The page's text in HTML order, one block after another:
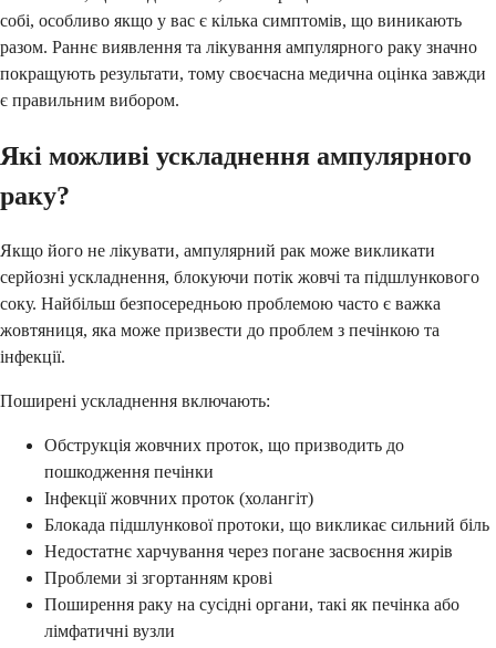
собі, особливо якщо у вас є кілька симптомів, що виникають
разом. Раннє виявлення та лікування ампулярного раку значно
покращують результати, тому своєчасна медична оцінка завжди
є правильним вибором.
Які можливі ускладнення ампулярного
раку?
Якщо його не лікувати, ампулярний рак може викликати
серйозні ускладнення, блокуючи потік жовчі та підшлункового
соку. Найбільш безпосередньою проблемою часто є важка
жовтяниця, яка може призвести до проблем з печінкою та
інфекції.
Поширені ускладнення включають:
Обструкція жовчних проток, що призводить до
пошкодження печінки
Інфекції жовчних проток (холангіт)
Блокада підшлункової протоки, що викликає сильний біль
Недостатнє харчування через погане засвоєння жирів
Проблеми зі згортанням крові
Поширення раку на сусідні органи, такі як печінка або
лімфатичні вузли